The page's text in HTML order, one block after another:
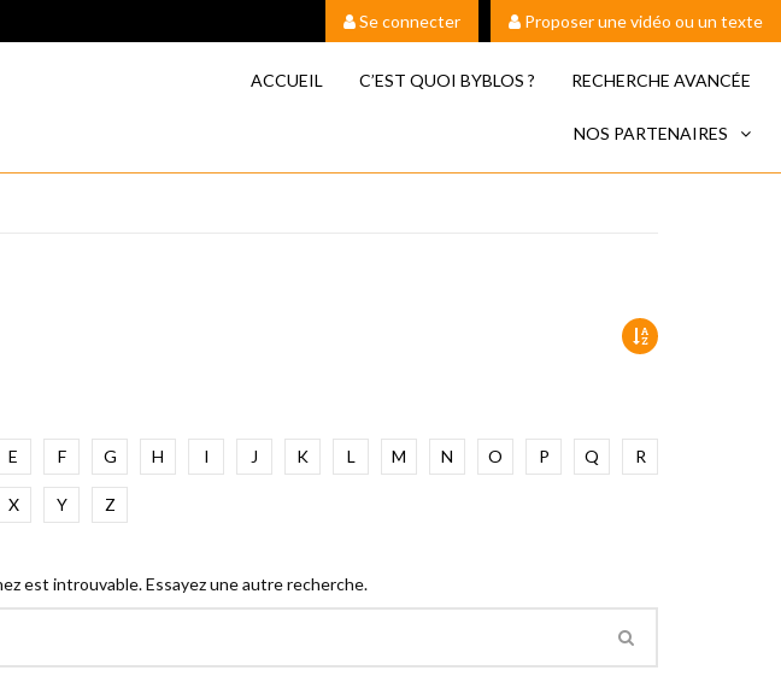
Se connecter Proposer une vidéo ou un texte
ACCUEIL C’EST QUOI BYBLOS ? RECHERCHE AVANCÉE
NOS PARTENAIRES
E F G H I J K L M N O P Q R
X Y Z
est introuvable. Essayez une autre recherche.